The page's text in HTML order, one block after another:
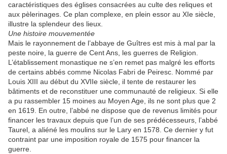
caractéristiques des églises consacrées au culte des reliques et
aux pèlerinages. Ce plan complexe, en plein essor au XIe siècle,
illustre la splendeur des lieux.
Une histoire mouvementée
Mais le rayonnement de l’abbaye de Guîtres est mis à mal par la
peste noire, la guerre de Cent Ans, les guerres de Religion.
L’établissement monastique ne s’en remet pas malgré les efforts
de certains abbés comme Nicolas Fabri de Peiresc. Nommé par
Louis XIII au début du XVIIe siècle, il tente de restaurer les
bâtiments et de reconstituer une communauté de religieux. Si elle
a pu rassembler 15 moines au Moyen Age, ils ne sont plus que 2
en 1619. En outre, l’abbé ne dispose que de revenus limités pour
financer les travaux depuis que l’un de ses prédécesseurs, l’abbé
Taurel, a aliéné les moulins sur le Lary en 1578. Ce dernier y fut
contraint par une imposition royale de 1575 pour financer la
guerre.